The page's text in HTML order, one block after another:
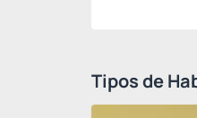
Tipos de